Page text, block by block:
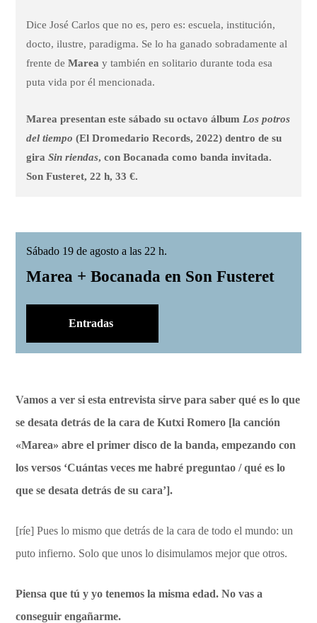
Dice José Carlos que no es, pero es: escuela, institución,
docto, ilustre, paradigma. Se lo ha ganado sobradamente al
frente deMarea y también en solitario durante toda esa
puta vida por él mencionada.
Marea presentan este sábado su octavo álbum Los potros
del tiempo (El Dromedario Records, 2022) dentro de su
giraSin riendas, con Bocanada como banda invitada.
Son Fusteret, 22 h, 33 €.
Sábado 19 de agosto a las 22 h.
Marea + Bocanada en Son Fusteret
Entradas
Vamos a ver si esta entrevista sirve para saber qué es lo que
se desata detrás de la cara de Kutxi Romero [la canción
«Marea» abre el primer disco de la banda, empezando con
los versos ‘Cuántas veces me habré preguntao / qué es lo
que se desata detrás de su cara’].
[ríe] Pues lo mismo que detrás de la cara de todo el mundo: un
puto infierno. Solo que unos lo disimulamos mejor que otros.
Piensa que tú y yo tenemos la misma edad. No vas a
conseguir engañarme.